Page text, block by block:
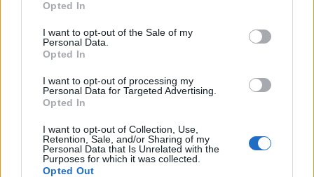
Opted In
I want to opt-out of the Sale of my
Personal Data.
Opted In
I want to opt-out of processing my
Personal Data for Targeted Advertising.
Opted In
I want to opt-out of Collection, Use,
Retention, Sale, and/or Sharing of my
Personal Data that Is Unrelated with the
Purposes for which it was collected.
Opted Out
Deseu el meu nom, el correu electrònic i el lloc web en
Captcha5 + 3 = ?
characters